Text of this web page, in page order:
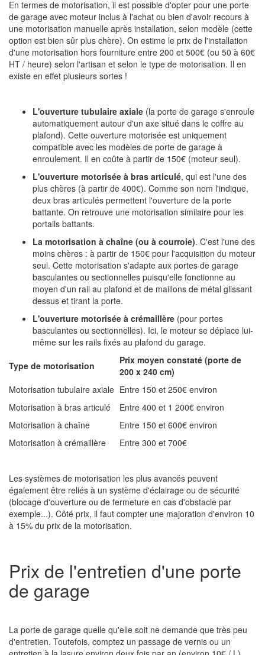
En termes de motorisation, il est possible d'opter pour une porte
de garage avec moteur inclus à l'achat ou bien d'avoir recours à
une motorisation manuelle après installation, selon modèle (cette
option est bien sûr plus chère). On estime le prix de l'installation
d'une motorisation hors fourniture entre 200 et 500€ (ou 50 à 60€
HT / heure) selon l'artisan et selon le type de motorisation. Il en
existe en effet plusieurs sortes !
L'ouverture tubulaire axiale (la porte de garage s'enroule
automatiquement autour d'un axe situé dans le coffre au
plafond). Cette ouverture motorisée est uniquement
compatible avec les modèles de porte de garage à
enroulement. Il en coûte à partir de 150€ (moteur seul).
L'ouverture motorisée à bras articulé, qui est l'une des
plus chères (à partir de 400€). Comme son nom l'indique,
deux bras articulés permettent l'ouverture de la porte
battante. On retrouve une motorisation similaire pour les
portails battants.
La motorisation à chaîne (ou à courroie). C'est l'une des
moins chères : à partir de 150€ pour l'acquisition du moteur
seul. Cette motorisation s'adapte aux portes de garage
basculantes ou sectionnelles puisqu'elle fonctionne au
moyen d'un rail au plafond et de maillons de métal glissant
dessus et tirant la porte.
L'ouverture motorisée à crémaillère (pour portes
basculantes ou sectionnelles). Ici, le moteur se déplace lui-
même sur les rails fixés au plafond du garage.
Type de motorisation
Prix moyen constaté (porte de
200 x 240 cm)
Motorisation tubulaire axiale Entre 150 et 250€ environ
Motorisation à bras articulé
Entre 400 et 1 200€ environ
Motorisation à chaîne
Entre 150 et 600€ environ
Motorisation à crémaillère
Entre 300 et 700€
Les systèmes de motorisation les plus avancés peuvent
également être reliés à un système d'éclairage ou de sécurité
(blocage d'ouverture ou de fermeture en cas d'obstacle par
exemple...). Côté prix, il faut compter une majoration d'environ 10
à 15% du prix de la motorisation.
Prix de l'entretien d'une porte
de garage
La porte de garage quelle qu'elle soit ne demande que très peu
d'entretien. Toutefois, comptez un passage de vernis ou un